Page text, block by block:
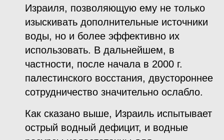
Израиля, позволяющую ему не только
изыскивать дополнительные источники
воды, но и более эффективно их
использовать. В дальнейшем, в
частности, после начала в 2000 г.
палестинского восстания, двустороннее
сотрудничество значительно ослабло.
Как сказано выше, Израиль испытывает
острый водный дефицит, и водные